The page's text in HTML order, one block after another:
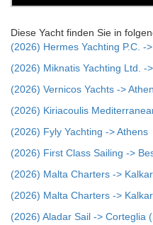
Diese Yacht finden Sie in
(2026) Hermes Yachting P.C. -
(2026) Miknatis Yachting Ltd. -
(2026) Vernicos Yachts -> Athen
(2026) Kiriacoulis
(2026) Fyly Yachting -> Athens
(2026) First Class Sailing ->
(2026) Malta Charters ->
(2026) Malta Charters ->
(2026) Aladar Sail -> Corteglia